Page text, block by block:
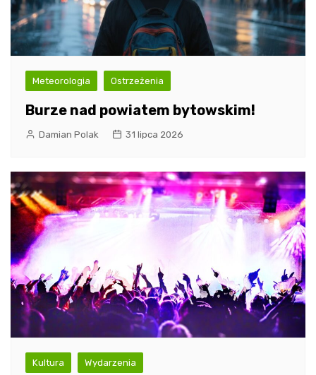
Meteorologia Ostrzeżenia
Burze nad powiatem bytowskim!
Damian Polak 31 lipca 2026
Kultura Wydarzenia